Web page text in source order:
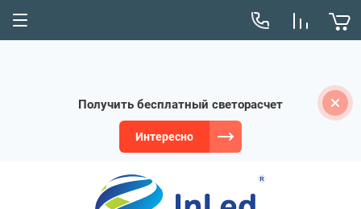
Получить бесплатный светорасчет
Интересно